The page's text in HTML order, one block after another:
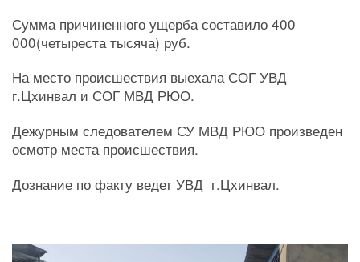
Сумма причиненного ущерба составило 400
000(четыреста тысяча) руб.
На место происшествия выехала СОГ УВД
г.Цхинвал и СОГ МВД РЮО.
Дежурным следователем СУ МВД РЮО произведен
осмотр места происшествия.
Дознание по факту ведет УВД г.Цхинвал.